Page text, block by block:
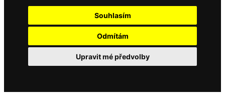
Souhlasím
Odmítám
Upravit mé předvolby